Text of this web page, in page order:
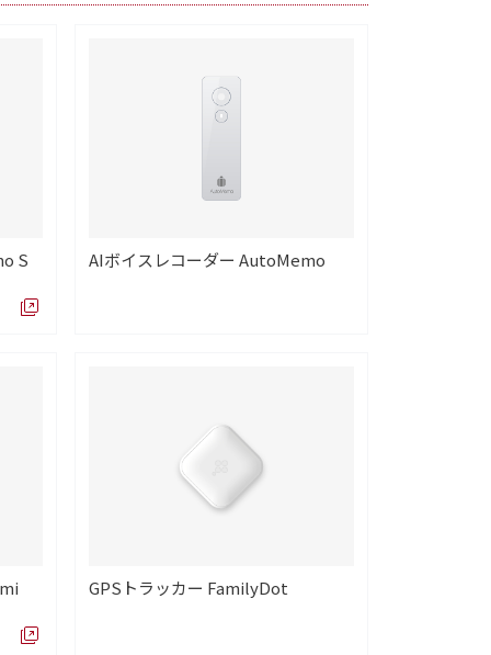
S AIボイスレコーダー AutoMemo
GPSトラッカー FamilyDot